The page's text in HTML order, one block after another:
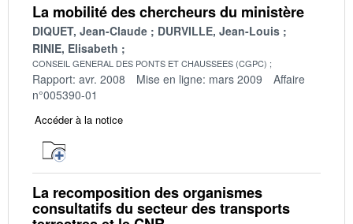
La mobilité des chercheurs du ministère
DIQUET, Jean-Claude
DURVILLE, Jean-Louis
RINIE, Elisabeth
CONSEIL GENERAL DES PONTS ET CHAUSSEES (CGPC)
Rapport: avr. 2008 Mise en ligne: mars 2009
Affaire
n°005390-01
Accéder à la notice
La recomposition des organismes
consultatifs du secteur des transports